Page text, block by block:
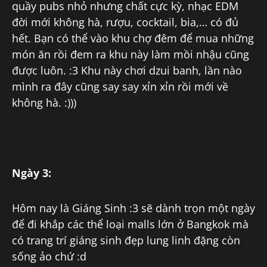
quầy pubs nhỏ nhưng chất cực kỳ, nhạc EDM
đời mới không hà, rượu, cocktail, bia,… có đủ
hết. Bạn có thể vào khu chợ đêm để mua những
món ăn rồi đem ra khu này làm mồi nhậu cũng
được luôn. :3 Khu này chơi dzui banh, lần nào
mình ra đây cũng say say xỉn xỉn rồi mới về
không hà. :)))
Ngày 3:
Hôm nay là Giáng Sinh :3 sẽ dành trọn một ngày
để đi khắp các thể loại malls lớn ở Bangkok mà
có trang trí giáng sinh đẹp lung linh đặng còn
sống ảo chứ :d